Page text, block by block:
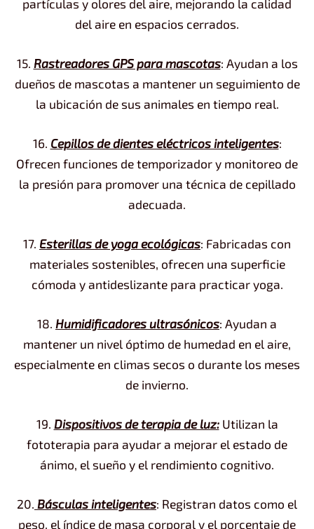
partículas y olores del aire, mejorando la calidad
del aire en espacios cerrados.
15. Rastreadores GPS para mascotas: Ayudan a los
dueños de mascotas a mantener un seguimiento de
la ubicación de sus animales en tiempo real.
16. Cepillos de dientes eléctricos inteligentes:
Ofrecen funciones de temporizador y monitoreo de
la presión para promover una técnica de cepillado
adecuada.
17. Esterillas de yoga ecológicas: Fabricadas con
materiales sostenibles, ofrecen una superficie
cómoda y antideslizante para practicar yoga.
18. Humidificadores ultrasónicos: Ayudan a
mantener un nivel óptimo de humedad en el aire,
especialmente en climas secos o durante los meses
de invierno.
19. Dispositivos de terapia de luz:Utilizan la
fototerapia para ayudar a mejorar el estado de
ánimo, el sueño y el rendimiento cognitivo.
20. Básculas inteligentes: Registran datos como el
peso, el índice de masa corporal y el porcentaje de